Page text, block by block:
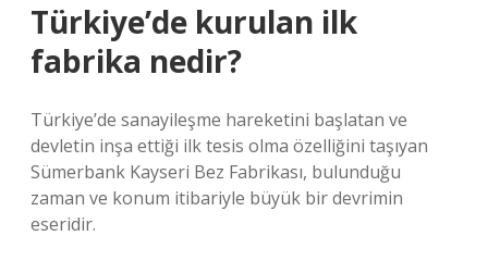
Türkiye’de kurulan ilk
fabrika nedir?
Türkiye’de sanayileşme hareketini başlatan ve
devletin inşa ettiği ilk tesis olma özelliğini taşıyan
Sümerbank Kayseri Bez Fabrikası, bulunduğu
zaman ve konum itibariyle büyük bir devrimin
eseridir.